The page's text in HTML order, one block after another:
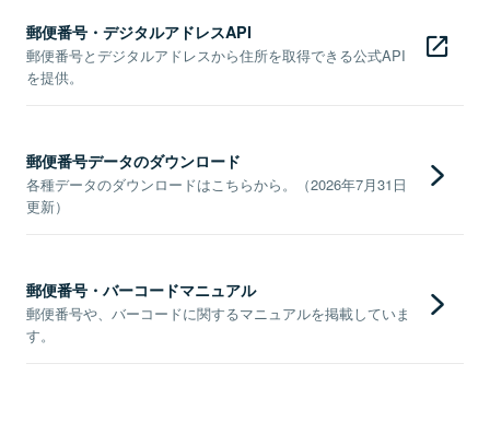
郵便番号・デジタルアドレスAPI
郵便番号とデジタルアドレスから住所を取得できる公式API
を提供。
郵便番号データのダウンロード
各種データのダウンロードはこちらから。（2026年7月31日
更新）
郵便番号・バーコードマニュアル
郵便番号や、バーコードに関するマニュアルを掲載していま
す。